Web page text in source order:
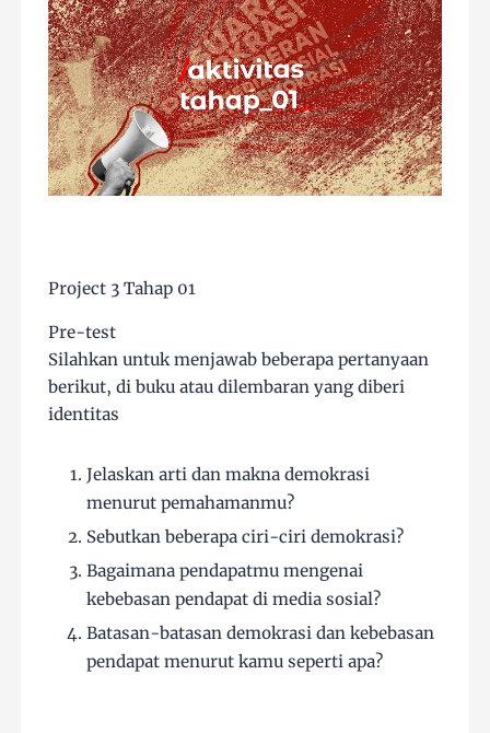
Project 3 Tahap 01
Pre-test
Silahkan untuk menjawab beberapa pertanyaan
berikut, di buku atau dilembaran yang diberi
identitas
Jelaskan arti dan makna demokrasi
menurut pemahamanmu?
Sebutkan beberapa ciri-ciri demokrasi?
Bagaimana pendapatmu mengenai
kebebasan pendapat di media sosial?
Batasan-batasan demokrasi dan kebebasan
pendapat menurut kamu seperti apa?